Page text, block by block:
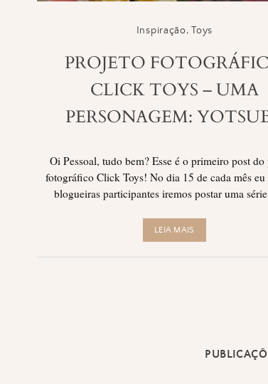
Inspiração,Toys
PROJETO
CLICK TOYS – UMA
PERSONAGEM:
Oi Pessoal, tudo bem? Esse é o primeiro post
fotográfico Click Toys! No dia 15 de cada mês eu
blogueiras participantes iremos postar uma
LEIA MAIS